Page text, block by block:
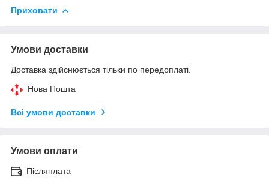
Приховати
Умови доставки
Доставка здійснюється тільки по передоплаті.
Нова Пошта
Всі умови доставки
Умови оплати
Післяплата